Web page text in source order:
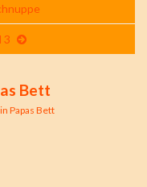
3
Bett
Papas Bett